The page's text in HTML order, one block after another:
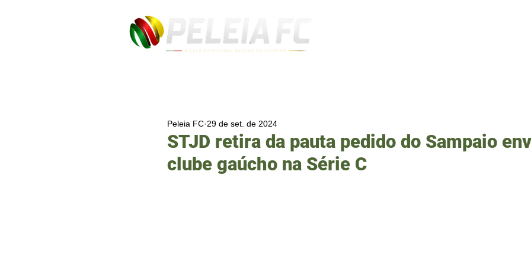
STJD retira da pauta pedido do Sampaio
clube gaúcho na Série C
Peleia FC 29 de set. de 2024